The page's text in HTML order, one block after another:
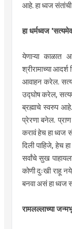
आहे. हा ध्वज
हा धर्मध्वज
येणाऱ्या काळात
श्रीरामाच्या
आवाहन करेल.
उद्घोष करेल, सत्यम
ब्रह्माचे स्वरुप
प्रेरणा बनेल.
करावं हेच हा ध्वज
दिली पाहिजे, हेच
सर्वांचे सुख
कोणी दुःखी राहू
बनवा असं हा ध्वज
रामलल्लाच्या